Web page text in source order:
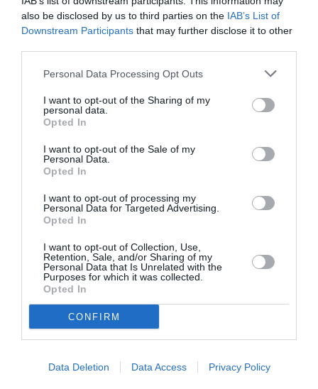
also be disclosed by us to third parties on the IAB’s List of
Downstream Participants that may further disclose it to other
Personal Data Processing Opt Outs
I want to opt-out of the Sharing of my
personal data.
Opted In
I want to opt-out of the Sale of my
Personal Data.
Opted In
I want to opt-out of processing my
Personal Data for Targeted Advertising.
Opted In
I want to opt-out of Collection, Use,
Retention, Sale, and/or Sharing of my
Personal Data that Is Unrelated with the
Purposes for which it was collected.
Opted In
CONFIRM
Data Deletion Data Access Privacy Policy